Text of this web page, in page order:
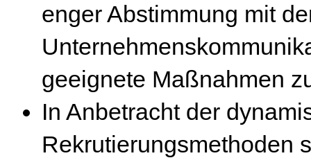
enger Abstimmung mit
geeignete Maßnahmen
In Anbetracht der
Rekrutierungsmethoden